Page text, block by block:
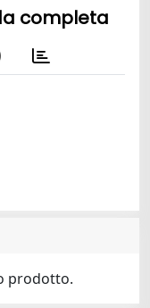
completa
prodotto.